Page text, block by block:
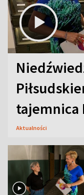
tajemnica
Aktualności